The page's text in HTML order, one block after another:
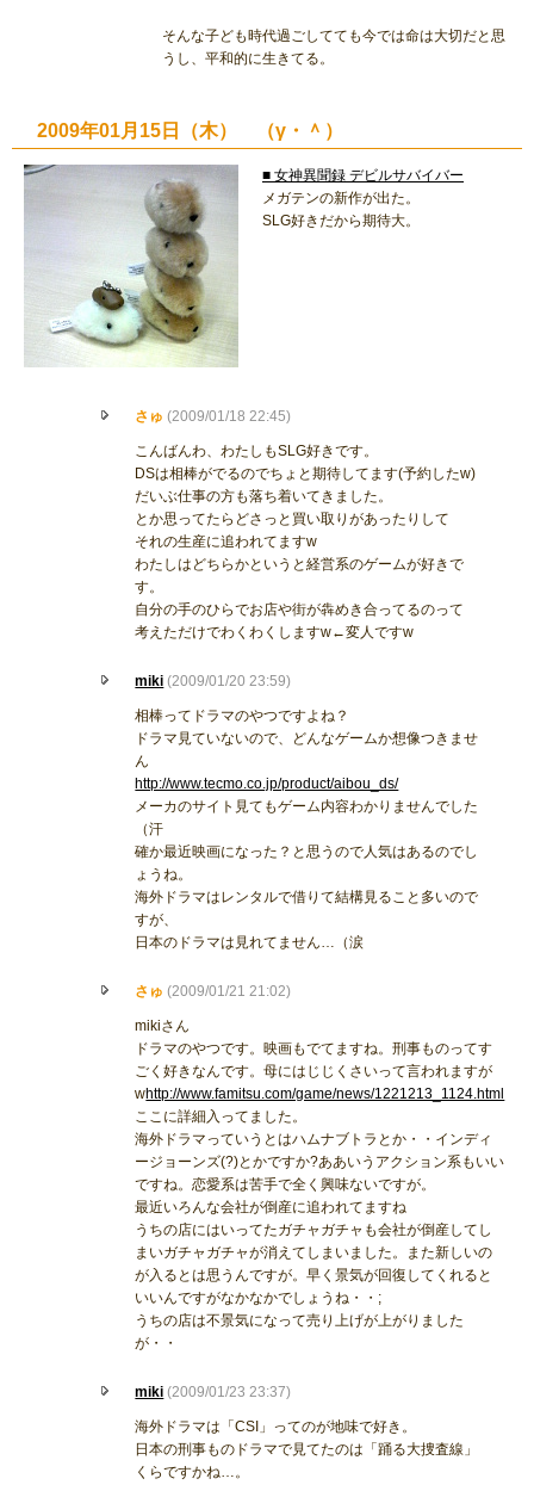
そんな子ども時代過ごしてても今では命は大切だと思
うし、平和的に生きてる。
2009年01月15日（木） （γ・＾）
■ 女神異聞録 デビルサバイバー
メガテンの新作が出た。
SLG好きだから期待大。
さゅ (2009/01/18 22:45)
こんばんわ、わたしもSLG好きです。
DSは相棒がでるのでちょと期待してます(予約したw)
だいぶ仕事の方も落ち着いてきました。
とか思ってたらどさっと買い取りがあったりして
それの生産に追われてますw
わたしはどちらかというと経営系のゲームが好きで
す。
自分の手のひらでお店や街が犇めき合ってるのって
考えただけでわくわくしますw←変人ですw
miki (2009/01/20 23:59)
相棒ってドラマのやつですよね？
ドラマ見ていないので、どんなゲームか想像つきませ
ん
http://www.tecmo.co.jp/product/aibou_ds/
メーカのサイト見てもゲーム内容わかりませんでした
（汗
確か最近映画になった？と思うので人気はあるのでし
ょうね。
海外ドラマはレンタルで借りて結構見ること多いので
すが、
日本のドラマは見れてません…（涙
さゅ (2009/01/21 21:02)
mikiさん
ドラマのやつです。映画もでてますね。刑事ものってす
ごく好きなんです。母にはじじくさいって言われますが
whttp://www.famitsu.com/game/news/1221213_1124.html
ここに詳細入ってました。
海外ドラマっていうとはハムナブトラとか・・インディ
ージョーンズ(?)とかですか?ああいうアクション系もいい
ですね。恋愛系は苦手で全く興味ないですが。
最近いろんな会社が倒産に追われてますね
うちの店にはいってたガチャガチャも会社が倒産してし
まいガチャガチャが消えてしまいました。また新しいの
が入るとは思うんですが。早く景気が回復してくれると
いいんですがなかなかでしょうね・・;
うちの店は不景気になって売り上げが上がりました
が・・
miki (2009/01/23 23:37)
海外ドラマは「CSI」ってのが地味で好き。
日本の刑事ものドラマで見てたのは「踊る大捜査線」
くらですかね…。